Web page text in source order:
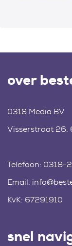
over
0318 Media BV
Visserstraat 26,
Telefoon: 0318-
Email:
KvK: 67291910
snel